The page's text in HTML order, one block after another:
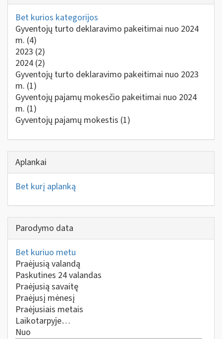
Bet kurios kategorijos
Gyventojų turto deklaravimo pakeitimai nuo 2024
m. (4)
2023 (2)
2024 (2)
Gyventojų turto deklaravimo pakeitimai nuo 2023
m. (1)
Gyventojų pajamų mokesčio pakeitimai nuo 2024
m. (1)
Gyventojų pajamų mokestis (1)
Aplankai
Bet kurį aplanką
Parodymo data
Bet kuriuo metu
Praėjusią valandą
Paskutines 24 valandas
Praėjusią savaitę
Praėjusį mėnesį
Praėjusiais metais
Laikotarpyje…
Nuo